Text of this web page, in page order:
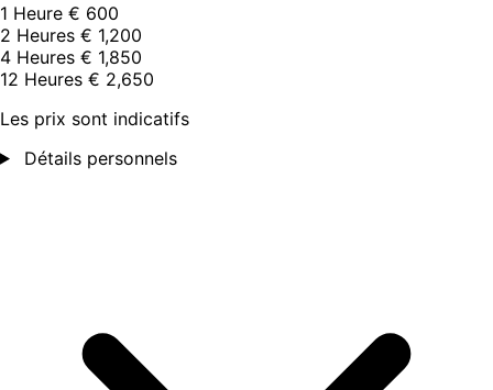
1 Heure € 600
2 Heures € 1,200
4 Heures € 1,850
12 Heures € 2,650
Les prix sont indicatifs
Détails personnels